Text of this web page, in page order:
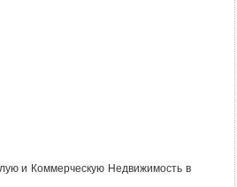
и Коммерческую Недвижимость в